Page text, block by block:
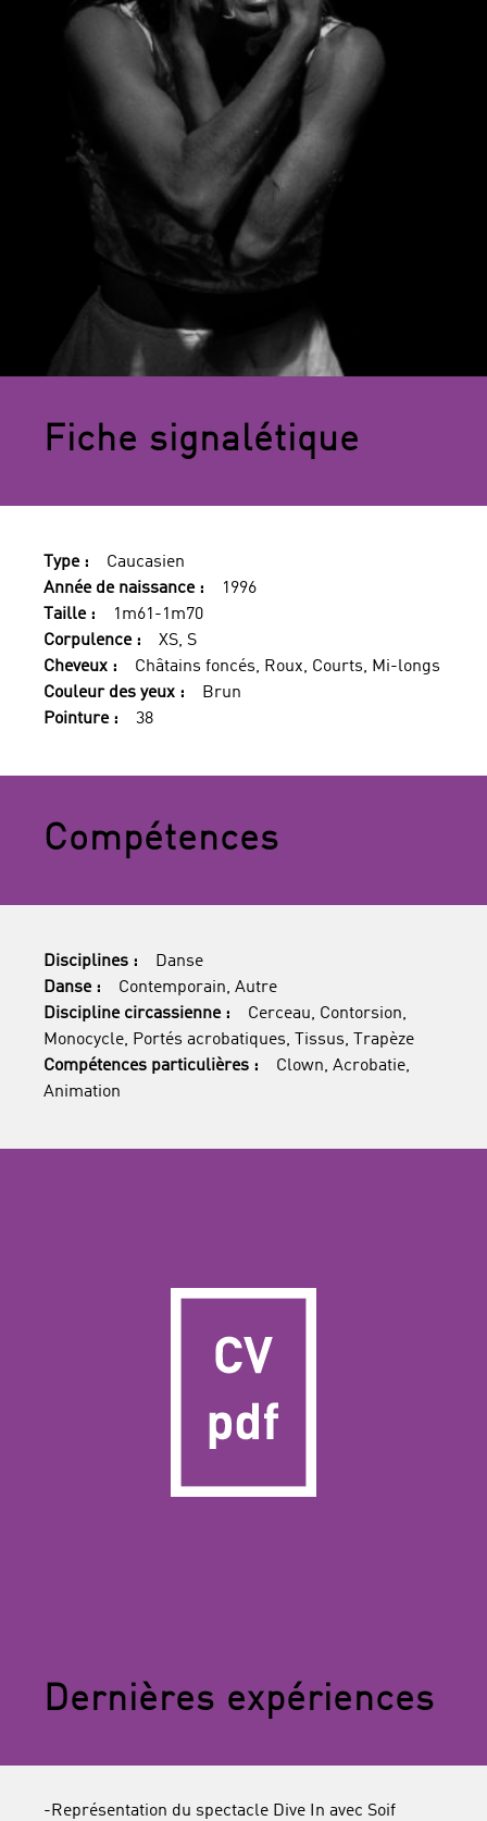
Fiche signalétique
Type :
Caucasien
Année de naissance :
1996
Taille :
1m61-1m70
Corpulence :
XS, S
Cheveux :
Châtains foncés, Roux, Courts, Mi-longs
Couleur des yeux :
Brun
Pointure :
38
Compétences
Disciplines :
Danse
Danse :
Contemporain, Autre
Discipline circassienne :
Cerceau, Contorsion,
Monocycle, Portés acrobatiques, Tissus, Trapèze
Compétences particulières :
Clown, Acrobatie,
Animation
Dernières expériences
-Représentation du spectacle Dive In avec Soif